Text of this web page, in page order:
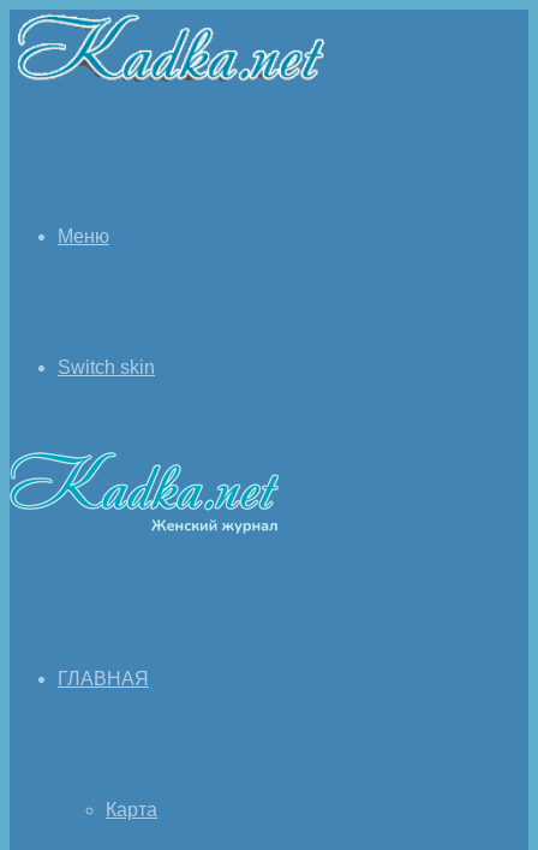
Меню
Switch skin
ГЛАВНАЯ
Карта